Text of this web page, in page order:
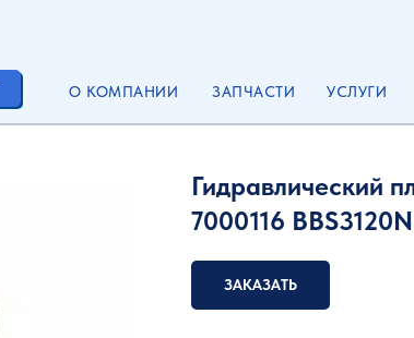
О КОМПАНИИ УСЛУГИ
ЗАПЧАСТИ
Гидравлический
7000116
ЗАКАЗАТЬ